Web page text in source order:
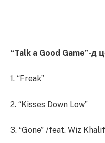
“Talk a Good Game”-д
1. “Freak”
2. “Kisses Down Low”
3. “Gone” /feat. Wiz